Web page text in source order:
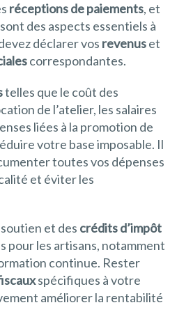
réceptions de paiements, et
des aspects essentiels à
déclarer vos revenuset
correspondantes.
telles que le coût des
de l’atelier, les salaires
liées à la promotion de
votre base imposable. Il
toutes vos dépenses
et éviter les
et des crédits d’impôt
pour les artisans, notamment
continue. Rester
spécifiques à votre
améliorer la rentabilité